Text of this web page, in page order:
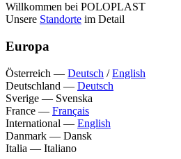
Willkommen bei POLOPLAST
Unsere Standorte im Detail
Europa
Österreich — Deutsch /English
Deutschland — Deutsch
Sverige — Svenska
France — Français
International — English
Danmark — Dansk
Italia — Italiano